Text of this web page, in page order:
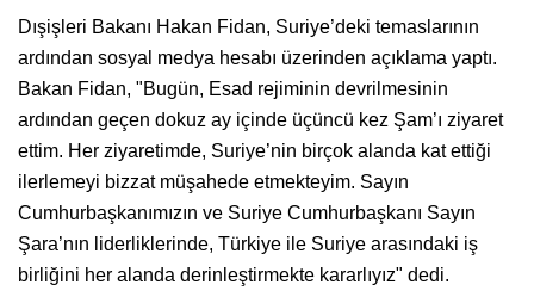
Dışişleri Bakanı Hakan Fidan, Suriye’deki temaslarının
ardından sosyal medya hesabı üzerinden açıklama yaptı.
Bakan Fidan, "Bugün, Esad rejiminin devrilmesinin
ardından geçen dokuz ay içinde üçüncü kez Şam’ı ziyaret
ettim. Her ziyaretimde, Suriye’nin birçok alanda kat ettiği
ilerlemeyi bizzat müşahede etmekteyim. Sayın
Cumhurbaşkanımızın ve Suriye Cumhurbaşkanı Sayın
Şara’nın liderliklerinde, Türkiye ile Suriye arasındaki iş
birliğini her alanda derinleştirmekte kararlıyız" dedi.